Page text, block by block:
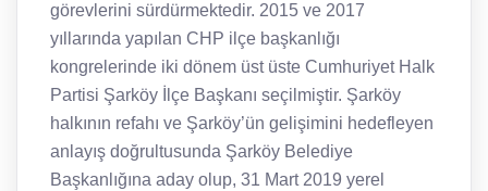
görevlerini sürdürmektedir. 2015 ve 2017
yıllarında yapılan CHP ilçe başkanlığı
kongrelerinde iki dönem üst üste Cumhuriyet Halk
Partisi Şarköy İlçe Başkanı seçilmiştir. Şarköy
halkının refahı ve Şarköy’ün gelişimini hedefleyen
anlayış doğrultusunda Şarköy Belediye
Başkanlığına aday olup, 31 Mart 2019 yerel